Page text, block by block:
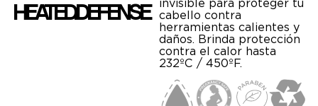
HEATED.DEFENSE
invisible para proteger tu
cabello contra
herramientas calientes y
daños. Brinda protección
contra el calor hasta
232ºC / 450ºF.